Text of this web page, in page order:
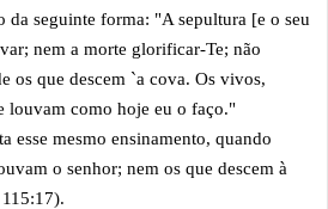
da seguinte forma: "A sepultura [e o seu
nem a morte glorificar-Te; não
os que descem `a cova. Os vivos,
louvam como hoje eu o faço."
esse mesmo ensinamento, quando
o senhor; nem os que descem à